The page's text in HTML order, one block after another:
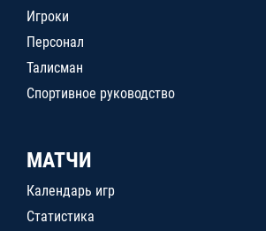
Игроки
Персонал
Талисман
Спортивное руководство
МАТЧИ
Календарь игр
Статистика